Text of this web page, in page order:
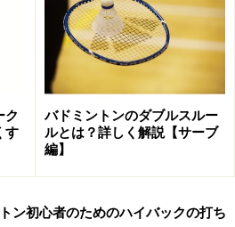
ッシュなどを多用する攻撃的な
「相手の攻撃を拾って相手のミ
プレースタイルの確立がまだな
に適した設計というよりはステ
のひとつです。
ク
す
バドミントンのダブルスルー
ルとは？詳しく解説【サーブ
編】
ン初心者のためのハイバックの打ち